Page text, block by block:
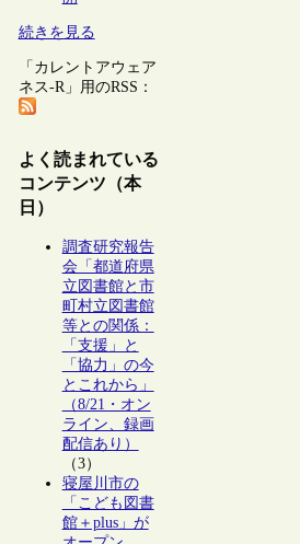
続きを見る
「カレントアウェア
ネス-R」用のRSS：
よく読まれている
コンテンツ（本
日）
調査研究報告
会「都道府県
立図書館と市
町村立図書館
等との関係：
「支援」と
「協力」の今
とこれから」
（8/21・オン
ライン、録画
配信あり）
（3）
寝屋川市の
「こども図書
館＋plus」が